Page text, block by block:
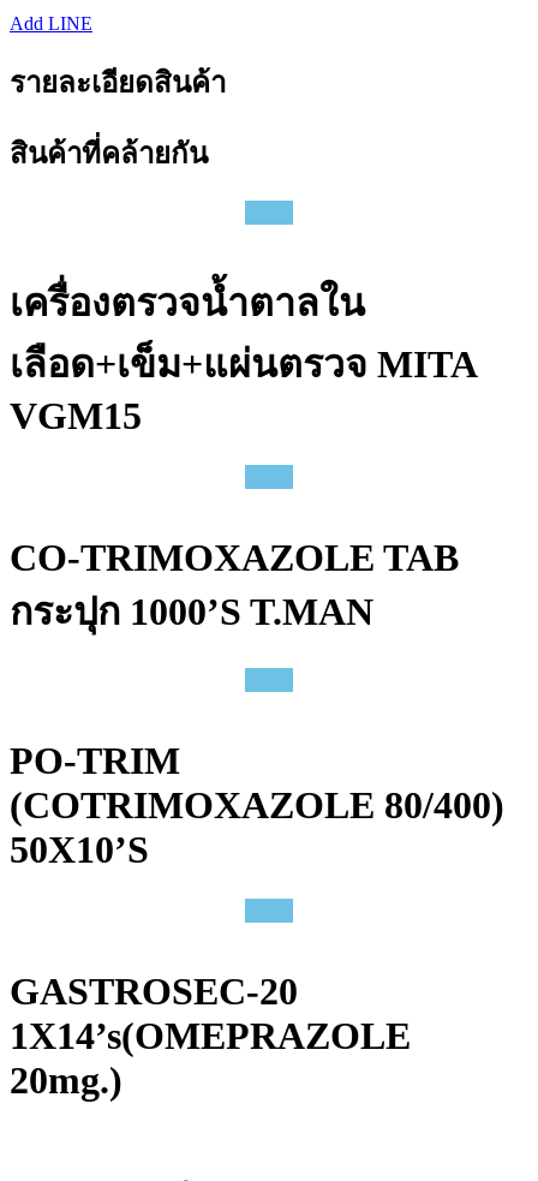
Add LINE
รายละเอียดสินค้า
สินค้าที่คล้ายกัน
เครื่องตรวจน้ำตาลใน
เลือด+เข็ม+แผ่นตรวจ MITA
VGM15
CO-TRIMOXAZOLE TAB
กระปุก 1000’S T.MAN
PO-TRIM
(COTRIMOXAZOLE 80/400)
50X10’S
GASTROSEC-20
1X14’s(OMEPRAZOLE
20mg.)